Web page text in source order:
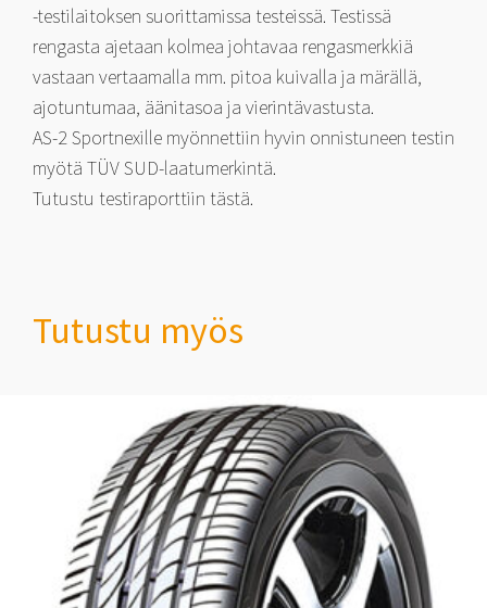
-testilaitoksen suorittamissa testeissä. Testissä
rengasta ajetaan kolmea johtavaa rengasmerkkiä
vastaan vertaamalla mm. pitoa kuivalla ja märällä,
ajotuntumaa, äänitasoa ja vierintävastusta.
AS-2 Sportnexille myönnettiin hyvin onnistuneen testin
myötä TÜV SUD-laatumerkintä.
Tutustu testiraporttiin tästä.
Tutustu myös